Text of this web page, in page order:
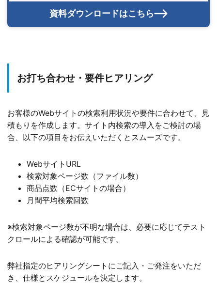
資料ダウンロードはこちら
お打ち合わせ・要件ヒアリング
お客様のWebサイトの検索利用状況や要件に合わせて、見
積もりを作成します。サイト内検索の導入をご検討の場
合、以下の項目をお伝えいただくとスムーズです。
WebサイトURL
検索対象ページ数（ファイル数）
商品点数（ECサイトの場合）
月間平均検索回数
※検索対象ページ数が不明な場合は、必要に応じてテスト
クロールによる確認が可能です。
弊社指定のヒアリングシートにご記入・ご発注をいただ
き、仕様とスケジュールを決定します。